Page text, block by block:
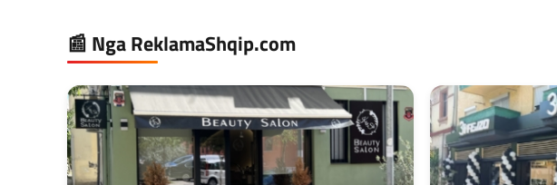
📰 Nga ReklamaShqip.com